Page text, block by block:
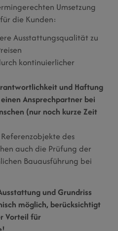
Umsetzung
die Kunden:
Ausstattungsqualität zu
kontinuierlicher
und Haftung
Ansprechpartner bei
(nur noch kurze Zeit
Referenzobjekte des
auch die Prüfung der
Bauausführung bei
und Grundriss
möglich, berücksichtigt
Vorteil für